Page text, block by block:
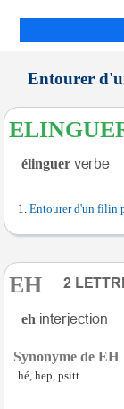
Entourer
élinguer
Entourer d'un filin
EH
eh
Synonyme de EH
hé, hep, psitt.